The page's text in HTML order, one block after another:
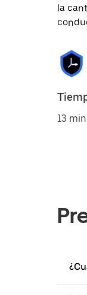
la
13